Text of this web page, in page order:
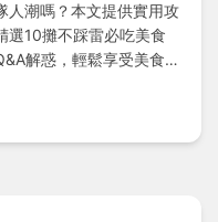
人潮嗎？本文提供實用攻
選10攤不踩雷必吃美食
解惑，輕鬆享受美食